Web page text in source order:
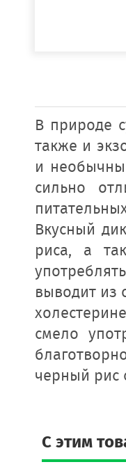
В природе
также и
и
сильно
Вкусный
риса, а
выводит из
смело
черный рис
C этим